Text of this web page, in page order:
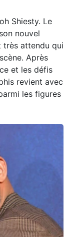
Shiesty. Le
nouvel
très attendu qui
Après
et les défis
revient avec
les figures